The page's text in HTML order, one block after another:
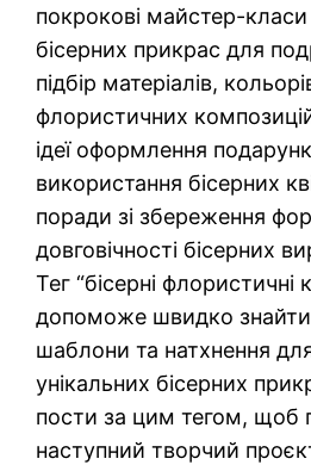
покрокові майстер-класи
бісерних прикрас для
підбір матеріалів,
флористичних
ідеї оформлення
використання бісерних
поради зі збереження
довговічності бісерних
Тег “бісерні флористичні
допоможе швидко знайти
шаблони та натхнення
унікальних бісерних
пости за цим тегом, щоб
наступний творчий